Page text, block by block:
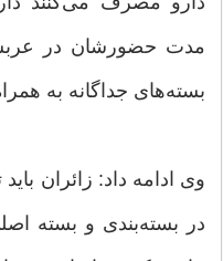
بسته‌های جداگانه به
وی ادامه داد: زائران
در بسته‌بندی و بسته